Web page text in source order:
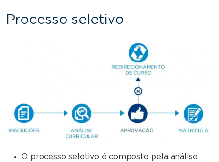
Processo seletivo
O processo seletivo é composto pela análise